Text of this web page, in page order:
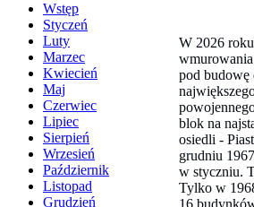
Wstęp
Styczeń
Luty
Marzec
Kwiecień
Maj
Czerwiec
Lipiec
Sierpień
Wrzesień
Październik
Listopad
Grudzień
W 2026
pod budowę
blok na
osiedli -
grudniu
w styczniu.
Tylko w
16